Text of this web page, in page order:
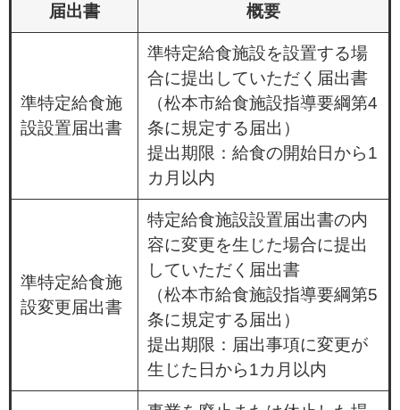
届出書
概要
準特定給食施
設設置届出書
準特定給食施設を設置する場
合に提出していただく届出書
（松本市給食施設指導要綱第4
条に規定する届出）
提出期限：給食の開始日から1
カ月以内
準特定給食施
設変更届出書
特定給食施設設置届出書の内
容に変更を生じた場合に提出
していただく届出書
（松本市給食施設指導要綱第5
条に規定する届出）
提出期限：届出事項に変更が
生じた日から1カ月以内